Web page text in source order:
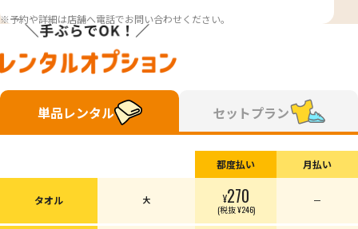
予約や詳細は店舗へ電話でお問い合わせください。
単品レンタル セットプラン
都度払い 月払い
タオル 大 ¥270
(税抜 ¥246)
ー